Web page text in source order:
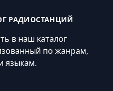
РАДИОСТАНЦИЙ
в наш каталог
по жанрам,
языкам.